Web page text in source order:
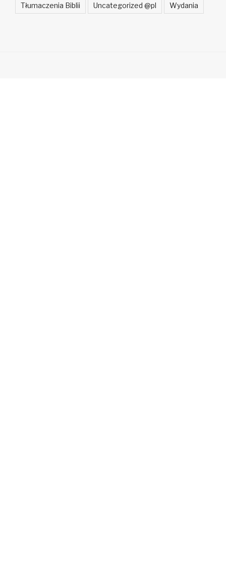
Tłumaczenia Biblii Uncategorized @pl Wydania